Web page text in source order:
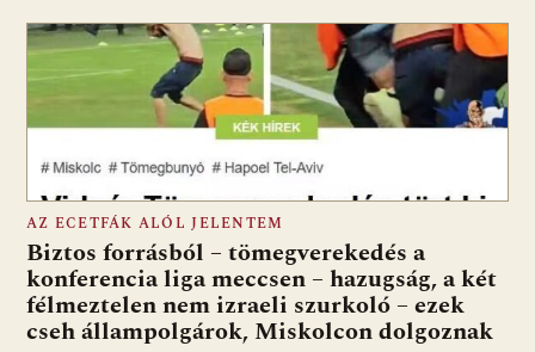
AZ ECETFÁK ALÓL JELENTEM
Biztos forrásból – tömegverekedés a
konferencia liga meccsen – hazugság, a két
félmeztelen nem izraeli szurkoló – ezek
cseh állampolgárok, Miskolcon dolgoznak